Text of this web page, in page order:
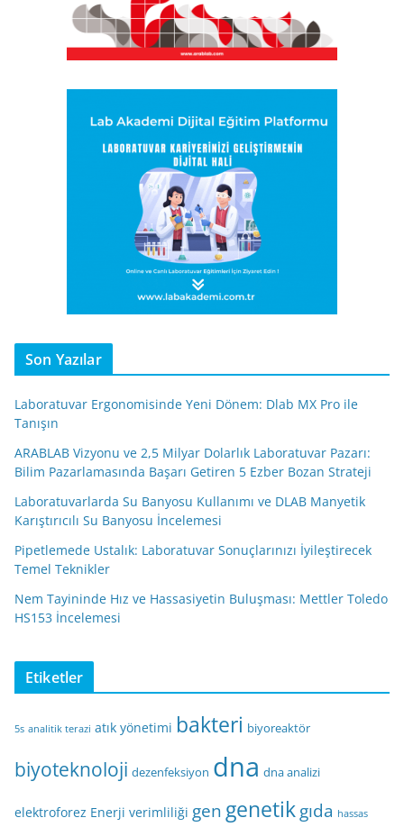
Son Yazılar
Laboratuvar Ergonomisinde Yeni Dönem: Dlab MX Pro ile
Tanışın
ARABLAB Vizyonu ve 2,5 Milyar Dolarlık Laboratuvar Pazarı:
Bilim Pazarlamasında Başarı Getiren 5 Ezber Bozan Strateji
Laboratuvarlarda Su Banyosu Kullanımı ve DLAB Manyetik
Karıştırıcılı Su Banyosu İncelemesi
Pipetlemede Ustalık: Laboratuvar Sonuçlarınızı İyileştirecek
Temel Teknikler
Nem Tayininde Hız ve Hassasiyetin Buluşması: Mettler Toledo
HS153 İncelemesi
Etiketler
5s analitik terazi atık yönetimi bakteri biyoreaktör
biyoteknoloji dezenfeksiyon dna dna analizi
elektroforez Enerji verimliliği gen genetikgıda hassas